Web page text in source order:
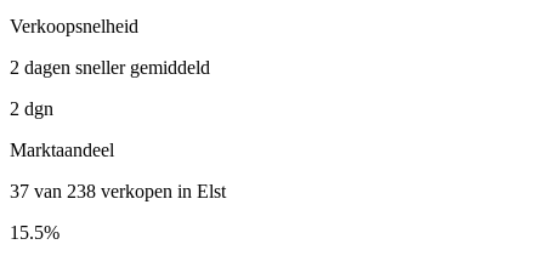
Verkoopsnelheid
2 dagen sneller gemiddeld
2 dgn
Marktaandeel
37 van 238 verkopen in Elst
15.5%